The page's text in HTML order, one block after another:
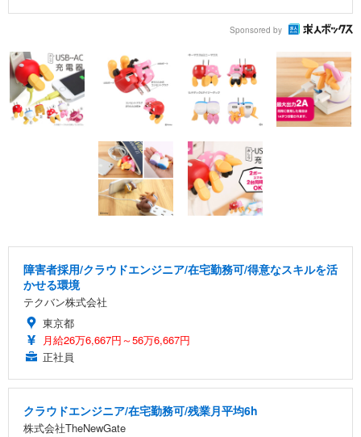
Sponsored by
障害者採用/クラウドエンジニア/在宅勤務可/得意なスキルを活
かせる環境
テクバン株式会社
東京都
月給26万6,667円～56万6,667円
正社員
クラウドエンジニア/在宅勤務可/残業月平均6h
株式会社TheNewGate